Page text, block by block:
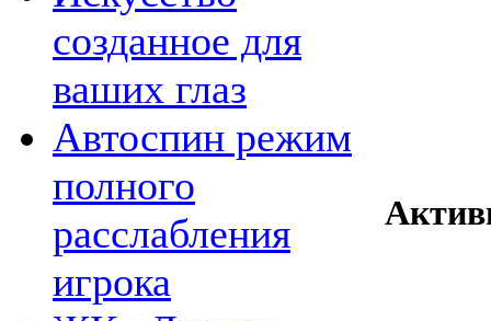
созданное для
ваших глаз
Автоспин режим
полного
расслабления
игрока